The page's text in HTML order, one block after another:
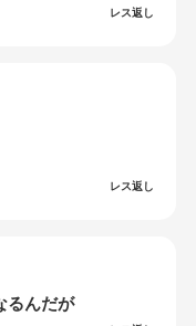
レス返し
レス返し
るんだが